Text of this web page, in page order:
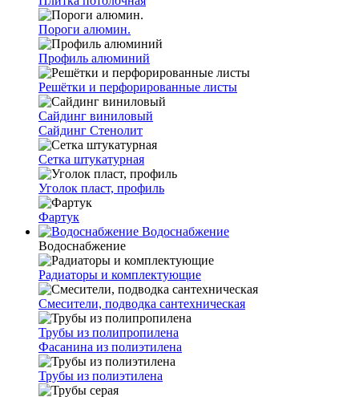
Пороги алюмин.
Профиль алюминий
Решётки и перфорированные листы
Сайдинг виниловый
Сайдинг Стенолит
Сетка штукатурная
Уголок пласт, профиль
Фартук
Водоснабжение
Водоснабжение
Радиаторы и комплектующие
Смесители, подводка сантехническая
Трубы из полипропилена
Фасанина из полиэтилена
Трубы из полиэтилена